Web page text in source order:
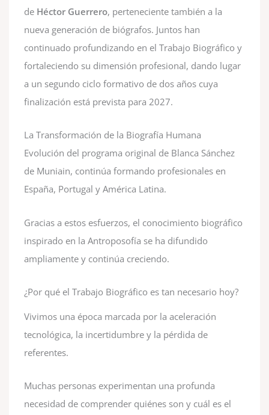
de Héctor Guerrero, perteneciente también a la
nueva generación de biógrafos. Juntos han
continuado profundizando en el Trabajo Biográfico y
fortaleciendo su dimensión profesional, dando lugar
a un segundo ciclo formativo de dos años cuya
finalización está prevista para 2027.
La Transformación de la Biografía Humana
Evolución del programa original de Blanca Sánchez
de Muniain, continúa formando profesionales en
España, Portugal y América Latina.
Gracias a estos esfuerzos, el conocimiento biográfico
inspirado en la Antroposofía se ha difundido
ampliamente y continúa creciendo.
¿Por qué el Trabajo Biográfico es tan necesario hoy?
Vivimos una época marcada por la aceleración
tecnológica, la incertidumbre y la pérdida de
referentes.
Muchas personas experimentan una profunda
necesidad de comprender quiénes son y cuál es el